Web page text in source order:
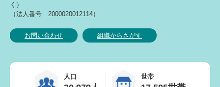
く）
（法人番号 2000020012114）
お問い合わせ 組織からさがす
人口 世帯